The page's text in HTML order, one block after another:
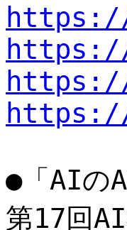
https://
https://
https://
https://
●「AIの
第17回